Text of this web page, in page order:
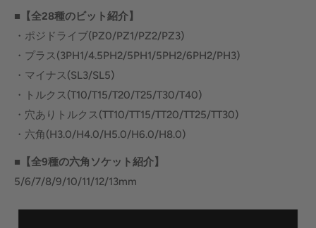
■ 【全28種のビット紹介】
・ポジドライブ(PZ0/PZ1/PZ2/PZ3)
・プラス(3PH1/4.5PH2/5PH1/5PH2/6PH2/PH3)
・マイナス(SL3/SL5)
・トルクス(T10/T15/T20/T25/T30/T40)
・穴ありトルクス(TT10/TT15/TT20/TT25/TT30)
・六角(H3.0/H4.0/H5.0/H6.0/H8.0)
■ 【全9種の六角ソケット紹介】
5/6/7/8/9/10/11/12/13mm